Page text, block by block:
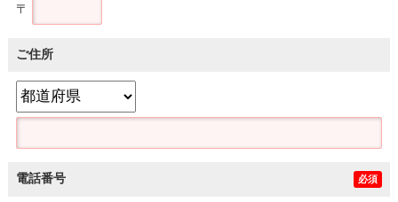
〒
ご住所
電話番号 必須